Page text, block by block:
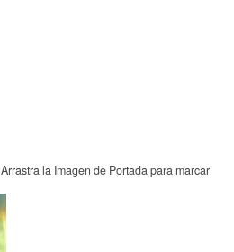
Arrastra la Imagen de Portada para marcar